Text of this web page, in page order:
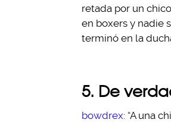
retada por un
en boxers y nadie
terminó en la
5. De
bowdrex: “A una